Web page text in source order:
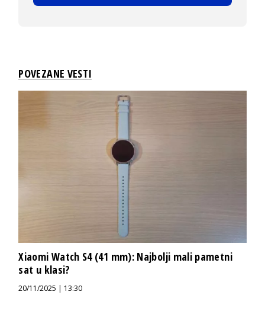
POVEZANE VESTI
Xiaomi Watch S4 (41 mm): Najbolji mali pametni
sat u klasi?
20/11/2025 | 13:30